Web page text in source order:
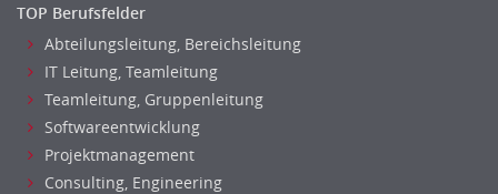
Embedded Systems
IT Leitung, Teamleitung
Projektmanagement
IT Prozessmanagement
TOP Berufsfelder
Abteilungsleitung, Bereichsleitung
IT Leitung, Teamleitung
Teamleitung, Gruppenleitung
Softwareentwicklung
Projektmanagement
Consulting, Engineering